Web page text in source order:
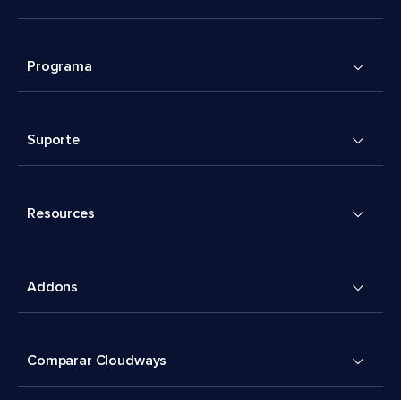
Programa
Suporte
Resources
Addons
Comparar Cloudways